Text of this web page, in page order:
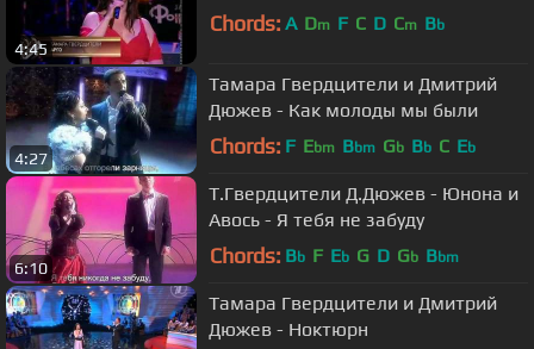
4:45
Chords: A Dm F C D Cm Bb
4:27
Тамара Гвердцители и Дмитрий
Дюжев - Как молоды мы были
Chords: F Ebm Bbm Gb Bb C Eb
6:10
Т.Гвердцители Д.Дюжев - Юнона и
Авось - Я тебя не забуду
Chords: Bb F Eb G D Gb Bbm
Тамара Гвердцители и Дмитрий
Дюжев - Ноктюрн